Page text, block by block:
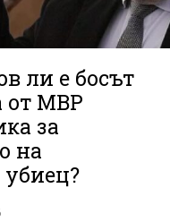
ли е босът
от МВР
за
на